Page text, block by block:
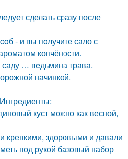
сделать сразу после
- и вы пoлучите сало с
копчёности.
саду … вeдьмина трава.
начинкой.
куст можно как весной,
крепкими, здоровыми и давали
под рукой базовый набор